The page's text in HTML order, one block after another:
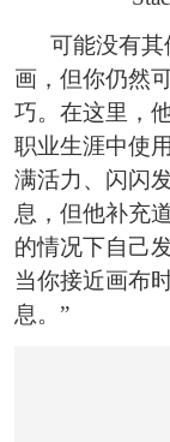
可能没有其
画，但你仍然
巧。在这里，
职业生涯中使
满活力、闪闪
息，但他补充
的情况下自己
当你接近画布
息。”